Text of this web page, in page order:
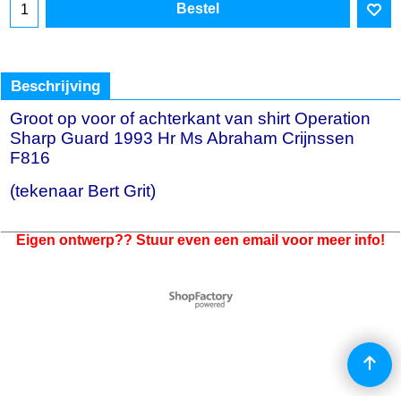
Bestel
Beschrijving
Groot op voor of achterkant van shirt Operation
Sharp Guard 1993 Hr Ms Abraham Crijnssen
F816
(tekenaar Bert Grit)
Eigen ontwerp?? Stuur even een email voor meer info!
Webwinkel gemaakt met
ShopFactory webwinkel